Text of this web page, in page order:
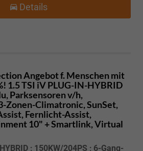
Details
drucken
Angebot f. Menschen mit
1.5 TSI iV PLUG-IN-HYBRID
Parksensoren v/h,
Zonen-Climatronic, SunSet,
Fernlicht-Assist,
10" + Smartlink, Virtual
; 150KW/204PS ; 6-Gang-